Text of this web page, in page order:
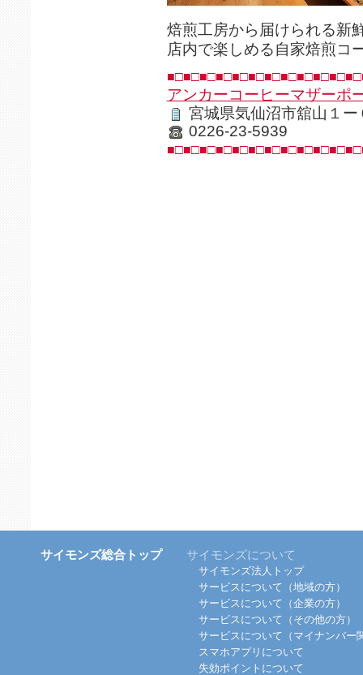
焙煎工房から届けられる新
店内で楽しめる自家焙煎コ
アンカーコーヒーマザーポ
宮城県気仙沼市舘山１ー
0226-23-5939
サイモンズ総合トップ サイモンズについて
サイモンズ法人トップ
サービスについて（地域の方）
サービスについて（企業の方）
サービスについて（その他の方）
サービスについて（マイナンバー
スマホアプリについて
失効ポイントについて